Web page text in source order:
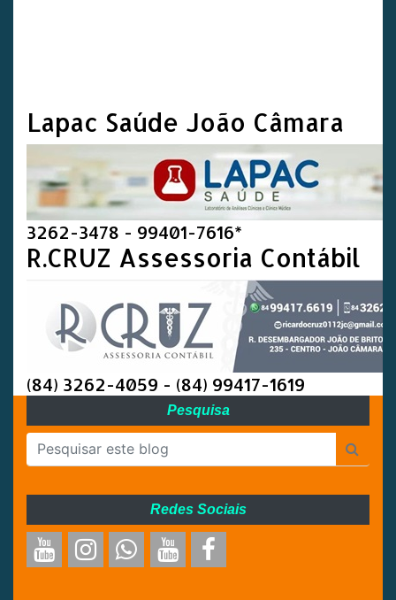
Lapac Saúde João Câmara
3262-3478 - 99401-7616*
R.CRUZ Assessoria Contábil
(84) 3262-4059 - (84) 99417-1619
Pesquisa
Redes Sociais